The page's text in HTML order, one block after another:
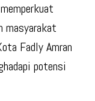
masyarakat
Fadly Amran
potensi